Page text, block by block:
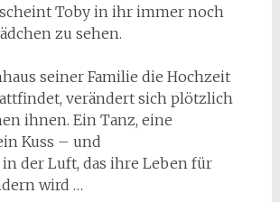
Toby in ihr immer noch
zu sehen.
seiner Familie die Hochzeit
verändert sich plötzlich
ihnen. Ein Tanz, eine
Kuss – und
der Luft, das ihre Leben für
wird …